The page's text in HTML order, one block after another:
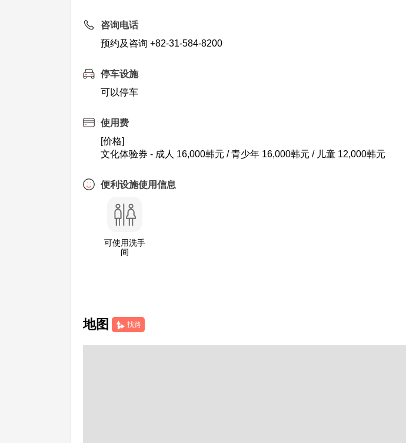
咨询电话
预约及咨询 +82-31-584-8200
停车设施
可以停车
使用费
[价格]
文化体验券 - 成人 16,000韩元 / 青少年 16,000韩元 / 儿童 12,000韩元
便利设施使用信息
可使用洗手
间
地图 找路